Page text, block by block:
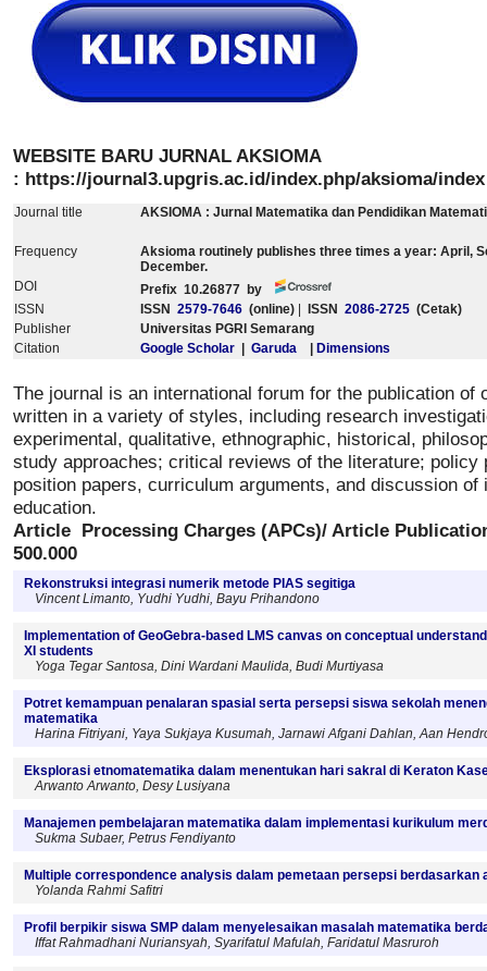
WEBSITE BARU JURNAL AKSIOMA
: https://journal3.upgris.ac.id/index.php/aksioma/index
Journal title AKSIOMA : Jurnal Matematika dan Pendidikan
Frequency
Aksioma routinely publishes three times a year: April,
December.
DOI
Prefix 10.26877 by
ISSN
ISSN 2579-7646 (online) ISSN 2086-2725 (Cetak)
Publisher
Universitas PGRI Semarang
Citation
Google Scholar Garuda Dimensions
The journal is an international forum for the publication of
written in a variety of styles, including research
experimental, qualitative, ethnographic, historical,
study approaches; critical reviews of the literature; policy
position papers, curriculum arguments, and discussion of
education.
Article Processing Charges (APCs)/ Article
500.000
Rekonstruksi integrasi numerik metode PIAS segitiga
Vincent Limanto, Yudhi Yudhi, Bayu Prihandono
Implementation of GeoGebra-based LMS canvas on conceptual
XI students
Yoga Tegar Santosa, Dini Wardani Maulida, Budi Murtiyasa
Potret kemampuan penalaran spasial serta persepsi siswa sekolah
matematika
Harina Fitriyani, Yaya Sukjaya Kusumah, Jarnawi Afgani Dahlan, Aan
Eksplorasi etnomatematika dalam menentukan hari sakral di Keraton
Arwanto Arwanto, Desy Lusiyana
Manajemen pembelajaran matematika dalam implementasi kurikulum
Sukma Subaer, Petrus Fendiyanto
Multiple correspondence analysis dalam pemetaan persepsi berdasarkan
Yolanda Rahmi Safitri
Profil berpikir siswa SMP dalam menyelesaikan masalah matematika
Iffat Rahmadhani Nuriansyah, Syarifatul Mafulah, Faridatul Masruroh